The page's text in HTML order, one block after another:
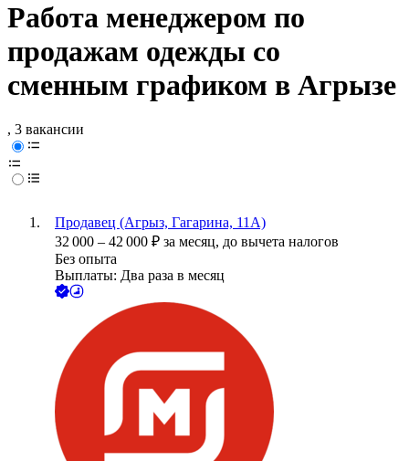
Работа менеджером по
продажам одежды со
сменным графиком в Агрызе
, 3 вакансии
Продавец (Агрыз, Гагарина, 11А)
32 000 – 42 000 ₽ за месяц, до вычета налогов
Без опыта
Выплаты: Два раза в месяц